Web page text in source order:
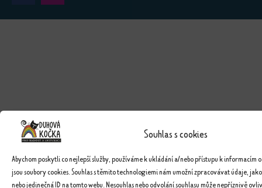
Souhlas s cookies
Abychom poskytli co nejlepší služby, používáme k ukládání a/nebo přístupu k informacím
jsou soubory cookies. Souhlas s těmito technologiemi nám umožní zpracovávat údaje,
nebo jedinečná ID na tomto webu. Nesouhlas nebo odvolání souhlasu může nepříznivě